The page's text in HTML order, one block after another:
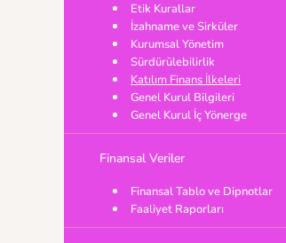
Etik Kurallar
İzahname ve Sirküler
Kurumsal Yönetim
Sürdürülebilirlik
Katılım Finans İlkeleri
Genel Kurul Bilgileri
Genel Kurul İç Yönerge
Finansal Veriler
Finansal Tablo ve Dipnotlar
Faaliyet Raporları